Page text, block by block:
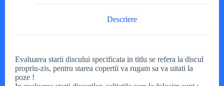
Descriere
Evaluarea starii discului specificata in titlu se refera la discul
propriu-zis, pentru starea copertii va rugam sa va uitati la
poze !